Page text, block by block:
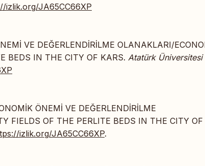
izlik.org/JA65CC66XP
VE DEĞERLENDİRİLME OLANAKLARI/
BEDS IN THE CITY OF KARS. Atatürk Üniversitesi
ÖNEMİ VE DEĞERLENDİRİLME
FIELDS OF THE PERLITE BEDS IN THE CITY OF
izlik.org/JA65CC66XP.